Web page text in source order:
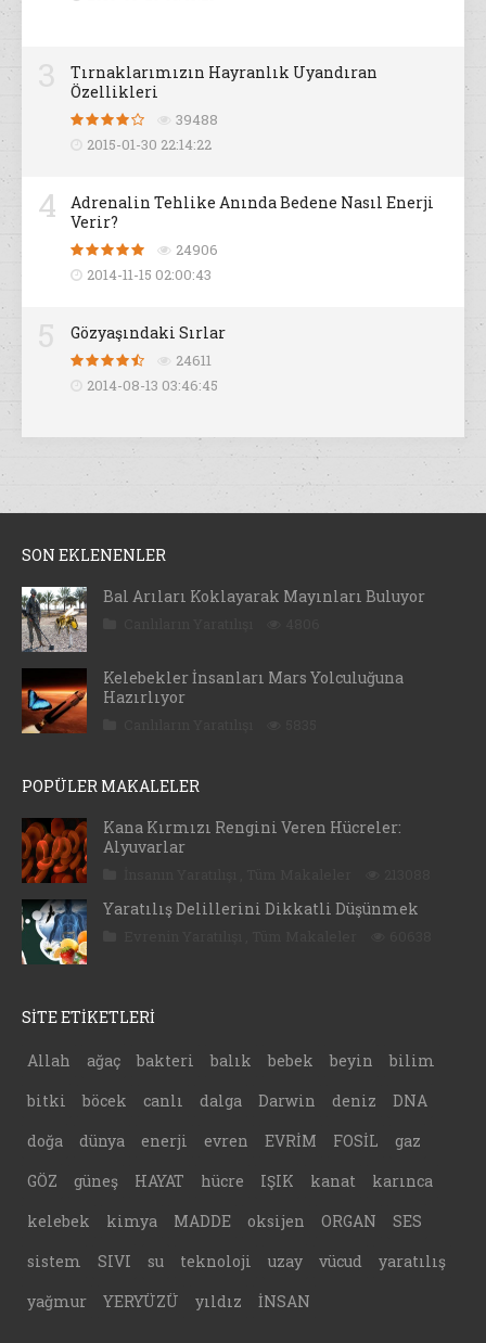
Tırnaklarımızın Hayranlık Uyandıran
Özellikleri
39488
2015-01-30 22:14:22
4
Adrenalin Tehlike Anında Bedene Nasıl Enerji
Verir?
24906
2014-11-15 02:00:43
Gözyaşındaki Sırlar
24611
2014-08-13 03:46:45
SON EKLENENLER
Bal Arıları Koklayarak Mayınları Buluyor
Kelebekler İnsanları Mars Yolculuğuna
Hazırlıyor
POPÜLER MAKALELER
Kana Kırmızı Rengini Veren Hücreler:
Alyuvarlar
Yaratılış Delillerini Dikkatli Düşünmek
SİTE ETİKETLERİ
Allah ağaç bakteri balık bebek beyin
bilim
bitki
böcek canlı dalga Darwin deniz
DNA
doğa
dünya enerji evren EVRİM FOSİL
gaz
GÖZ
güneş HAYAT hücre IŞIK kanat
karınca
kelebek
kimya MADDE oksijen ORGAN
SES
sistem
SIVI su teknoloji uzay vücud
yaratılış
yağmur
YERYÜZÜ yıldız İNSAN